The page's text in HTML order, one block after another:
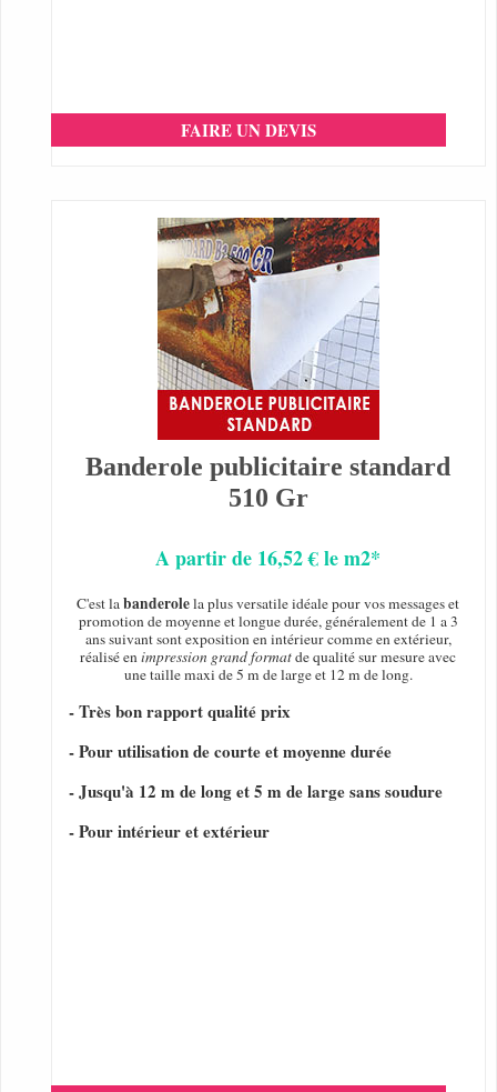
FAIRE UN DEVIS
Banderole publicitaire standard
510 Gr
A partir de 16,52 € le m2*
C'est labanderolela plus versatile idéale pour vos messages et
promotion de moyenne et longue durée, généralement de 1 a 3
ans suivant sont exposition en intérieur comme en extérieur,
réalisé enimpression grand formatde qualité sur mesure avec
une taille maxi de 5 m de large et 12 m de long.
- Très bon rapport qualité prix
- Pour utilisation de courte et moyenne durée
- Jusqu'à 12 m de long et 5 m de large sans soudure
- Pour intérieur et extérieur